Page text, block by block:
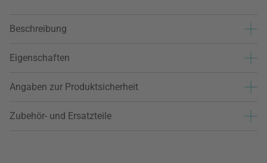
Beschreibung
Eigenschaften
Angaben zur Produktsicherheit
Zubehör- und Ersatzteile